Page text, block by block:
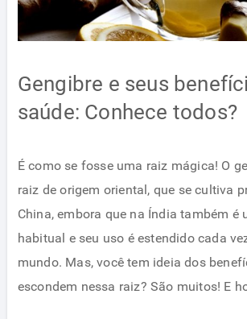
Gengibre e seus
saúde: Conhece todos?
É como se fosse uma raiz mágica! O
raiz de origem oriental, que se cultiva
China, embora que na Índia também é
habitual e seu uso é estendido cada
mundo. Mas, você tem ideia dos
escondem nessa raiz? São muitos! E